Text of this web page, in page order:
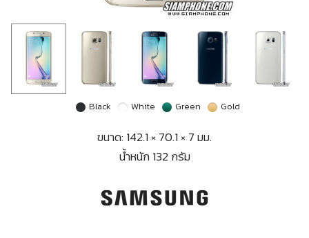
Black White Green Gold
ขนาด: 142.1 × 70.1 × 7 มม.
น้ำหนัก 132 กรัม